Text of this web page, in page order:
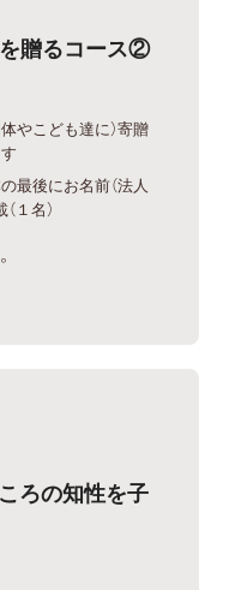
贈るコース②
やこども達に）寄贈
最後にお名前（法人
１名）
ろの知性を子